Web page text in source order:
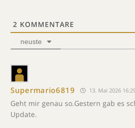
2 KOMMENTARE
neuste
Supermario6819 13. Mai 2026
Geht mir genau so.Gestern gab es
Update.